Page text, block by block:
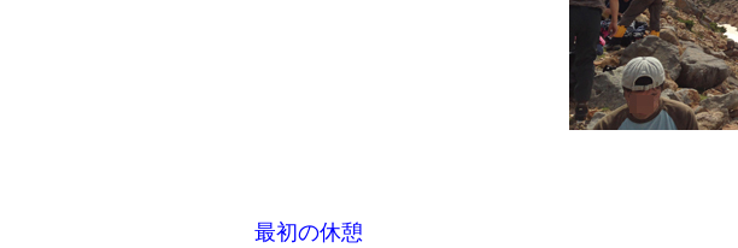
最初の休憩